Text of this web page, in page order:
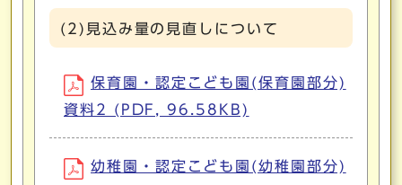
(2)見込み量の見直しについて
保育園・認定こども園(保育園部分)
資料2 (PDF, 96.58KB)
幼稚園・認定こども園(幼稚園部分)